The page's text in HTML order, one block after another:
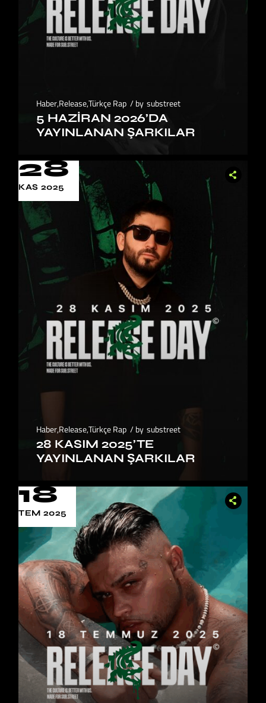
Haber,Release,Türkçe Rap by substreet
5 HAZIRAN 2026’DA
YAYINLANAN ŞARKILAR
28
KAS 2025
Haber,Release,Türkçe Rap by substreet
28 KASIM 2025’TE
YAYINLANAN ŞARKILAR
18
TEM 2025